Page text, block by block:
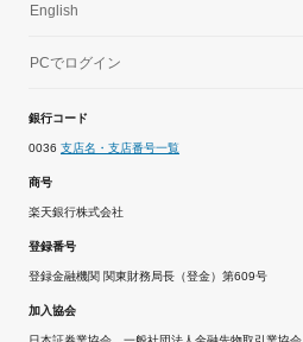
English
PCでログイン
銀行コード
0036 支店名・支店番号一覧
商号
楽天銀行株式会社
登録番号
登録金融機関 関東財務局長（登金）第609号
加入協会